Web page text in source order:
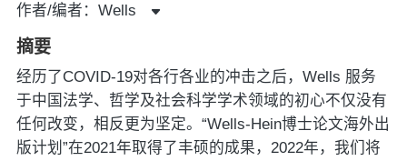
作者/编者：Wells
摘要
经历了COVID-19对各行各业的冲击之后，Wells 服务
于中国法学、哲学及社会科学学术领域的初心不仅没有
任何改变，相反更为坚定。“Wells-Hein博士论文海外出
版计划”在2021年取得了丰硕的成果，2022年，我们将